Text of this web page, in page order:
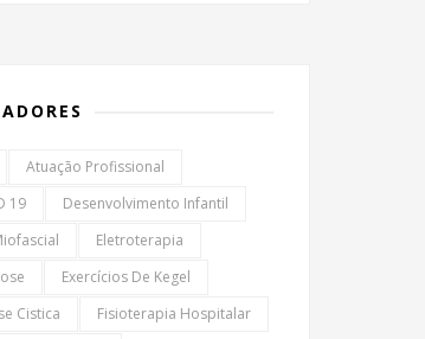
Atuação Profissional
19
Desenvolvimento Infantil
Eletroterapia
Exercícios De Kegel
Cistica
Fisioterapia Hospitalar